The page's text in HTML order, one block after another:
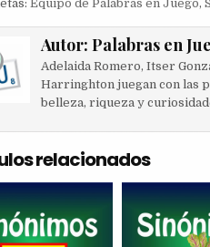
Equipo de Palabras en Juego,
Autor: Palabras en
Adelaida Romero, Itser
Harringhton juegan con las
belleza, riqueza y
relacionados